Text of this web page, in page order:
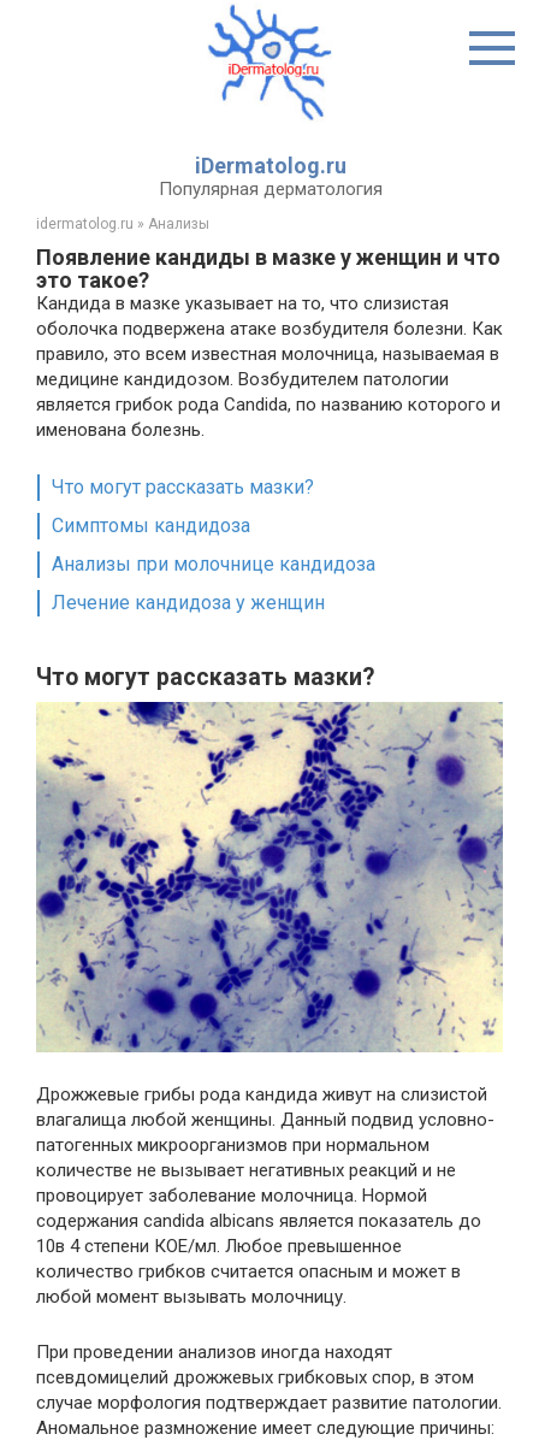
iDermatolog.ru
Популярная дерматология
idermatolog.ru » Анализы
Появление кандиды в мазке у женщин и что
это такое?
Кандида в мазке указывает на то, что слизистая
оболочка подвержена атаке возбудителя болезни. Как
правило, это всем известная молочница, называемая в
медицине кандидозом. Возбудителем патологии
является грибок рода Candida, по названию которого и
именована болезнь.
Что могут рассказать мазки?
Симптомы кандидоза
Анализы при молочнице кандидоза
Лечение кандидоза у женщин
Что могут рассказать мазки?
Дрожжевые грибы рода кандида живут на слизистой
влагалища любой женщины. Данный подвид условно-
патогенных микроорганизмов при нормальном
количестве не вызывает негативных реакций и не
провоцирует заболевание молочница. Нормой
содержания candida albicans является показатель до
10в 4 степени КОЕ/мл. Любое превышенное
количество грибков считается опасным и может в
любой момент вызывать молочницу.
При проведении анализов иногда находят
псевдомицелий дрожжевых грибковых спор, в этом
случае морфология подтверждает развитие патологии.
Аномальное размножение имеет следующие причины: